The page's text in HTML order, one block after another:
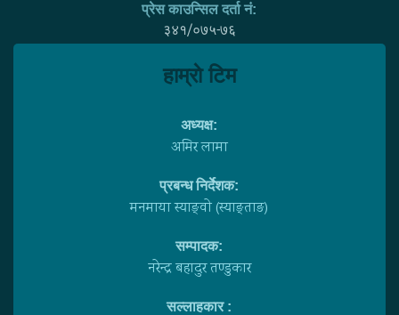
प्रेस काउन्सिल दर्ता नं:
३४१/०७५-७६
हाम्राे टिम
अध्यक्ष:
अमिर लामा
प्रबन्ध निर्देशक:
मनमाया स्याङ्वाे (स्याङ्ताङ)
सम्पादक:
नरेन्द्र बहादुर तण्डुकार
सल्लाहकार :